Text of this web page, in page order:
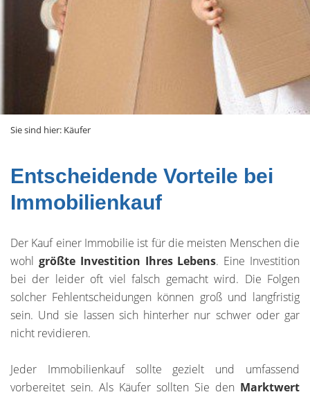
Sie sind hier: Käufer
Entscheidende Vorteile bei
Immobilienkauf
Der Kauf einer Immobilie ist für die meisten Menschen die
wohl größte Investition Ihres Lebens. Eine Investition
bei der leider oft viel falsch gemacht wird. Die Folgen
solcher Fehlentscheidungen können groß und langfristig
sein. Und sie lassen sich hinterher nur schwer oder gar
nicht revidieren.
Jeder Immobilienkauf sollte gezielt und umfassend
vorbereitet sein. Als Käufer sollten Sie den Marktwert